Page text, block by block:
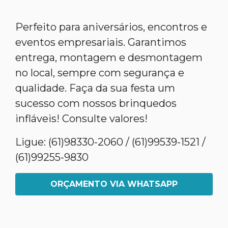
Perfeito para aniversários, encontros e
eventos empresariais. Garantimos
entrega, montagem e desmontagem
no local, sempre com segurança e
qualidade. Faça da sua festa um
sucesso com nossos brinquedos
infláveis! Consulte valores!
Ligue: (61)98330-2060 / (61)99539-1521 /
(61)99255-9830
ORÇAMENTO VIA WHATSAPP